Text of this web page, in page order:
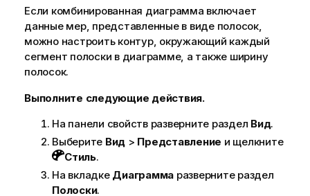
Если комбинированная диаграмма включает
данные мер, представленные в виде полосок,
можно настроить контур, окружающий каждый
сегмент полоски в диаграмме, а также ширину
полосок.
Выполните следующие действия.
На панели свойств разверните раздел Вид.
Выберите Вид > Представление и щелкните
Стиль.
На вкладке Диаграмма разверните раздел
Полоски.